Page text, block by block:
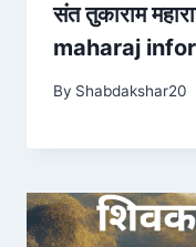
संत तुकाराम
maharaj
By Shabdakshar20